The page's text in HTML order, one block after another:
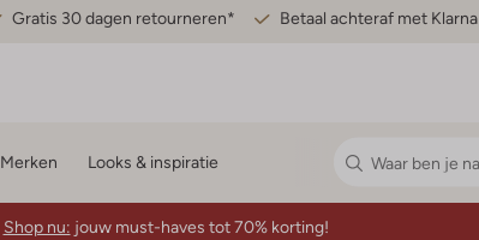
Gratis 30 dagen retourneren* Betaal achteraf met Klarna
Merken Looks & inspiratie
Shop nu: jouw must-haves tot 70% korting!